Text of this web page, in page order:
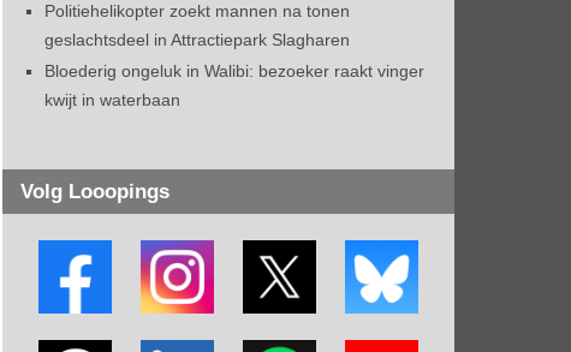
Politiehelikopter zoekt mannen na tonen
geslachtsdeel in Attractiepark Slagharen
Bloederig ongeluk in Walibi: bezoeker raakt vinger
kwijt in waterbaan
Volg Looopings